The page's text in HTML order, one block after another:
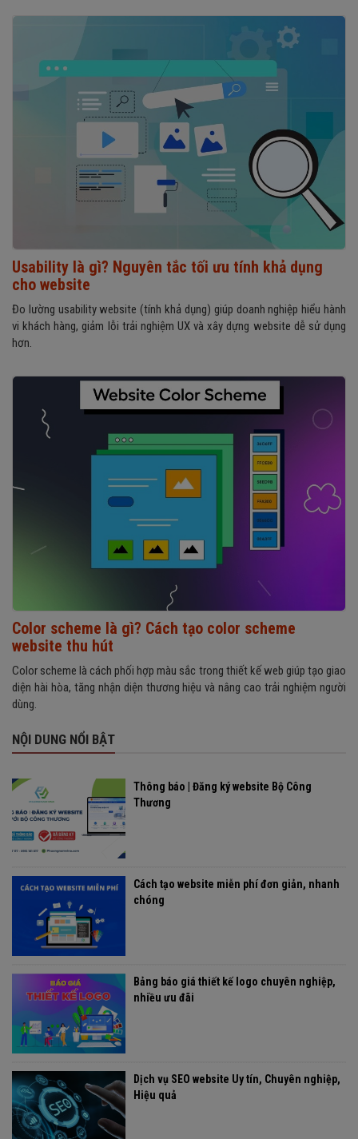
Usability là gì? Nguyên tắc tối ưu tính khả dụng
cho website
Đo lường usability website (tính khả dụng) giúp doanh nghiệp hiểu hành
vi khách hàng, giảm lỗi trải nghiệm UX và xây dựng website dễ sử dụng
hơn.
Color scheme là gì? Cách tạo color scheme
website thu hút
Color scheme là cách phối hợp màu sắc trong thiết kế web giúp tạo giao
diện hài hòa, tăng nhận diện thương hiệu và nâng cao trải nghiệm người
dùng.
NỘI DUNG NỔI BẬT
Thông báo | Đăng ký website Bộ Công
Thương
Cách tạo website miễn phí đơn giản, nhanh
chóng
Bảng báo giá thiết kế logo chuyên nghiệp,
nhiều ưu đãi
Dịch vụ SEO website Uy tín, Chuyên nghiệp,
Hiệu quả